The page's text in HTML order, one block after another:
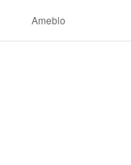
Ameblo